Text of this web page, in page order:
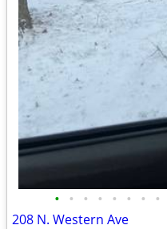
• • • • • • • •
208 N. Western Ave